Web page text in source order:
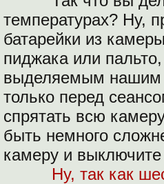
температурах? Ну,
батарейки из
пиджака или
выделяемым нашим
только перед
спрятать всю
быть немного
камеру и выключите
Ну, так как